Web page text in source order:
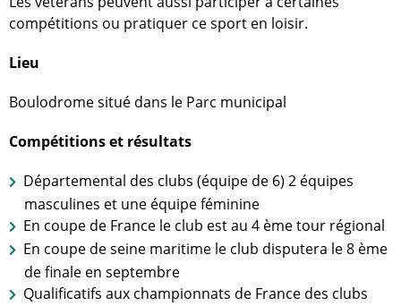
compétitions ou pratiquer ce sport en loisir.
Lieu
Boulodrome situé dans le Parc municipal
Compétitions et résultats
Départemental des clubs (équipe de 6) 2 équipes
masculines et une équipe féminine
En coupe de France le club est au 4 ème tour régional
En coupe de seine maritime le club disputera le 8 ème
de finale en septembre
Qualificatifs aux championnats de France des clubs